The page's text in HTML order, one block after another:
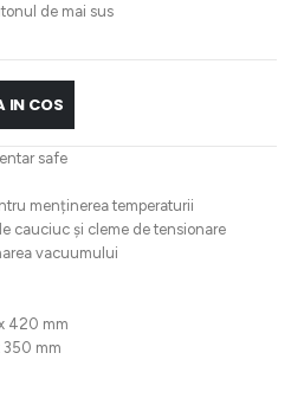
de mai sus
IN COS
safe
menținerea temperaturii
cauciuc și cleme de tensionare
vacuumului
420 mm
350 mm